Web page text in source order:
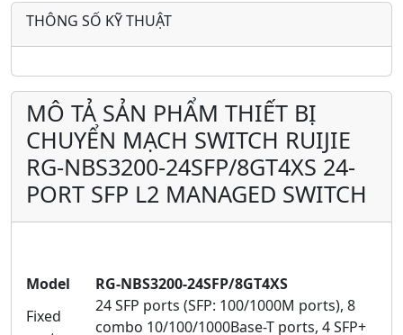
THÔNG SỐ KỸ THUẬT
MÔ TẢ SẢN PHẨM THIẾT BỊ
CHUYỂN MẠCH SWITCH RUIJIE
RG-NBS3200-24SFP/8GT4XS 24-
PORT SFP L2 MANAGED SWITCH
Model
RG-NBS3200-24SFP/8GT4XS
Fixed
24 SFP ports (SFP: 100/1000M ports), 8
combo 10/100/1000Base-T ports, 4 SFP+